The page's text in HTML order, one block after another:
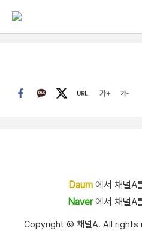
Daum에서 채널A
Naver에서 채널A
Copyright Ⓒ 채널A. All rights